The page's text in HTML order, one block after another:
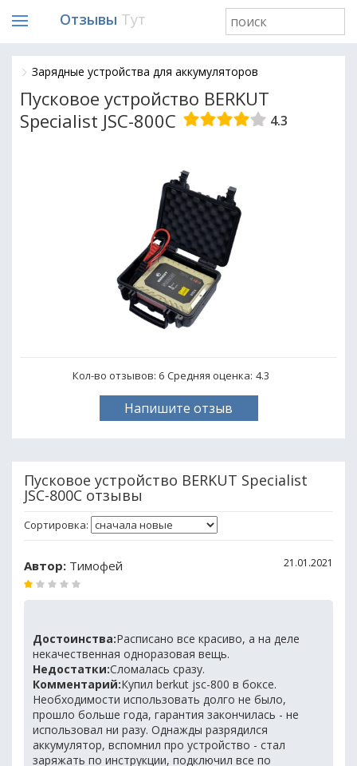
Отзывы Тут
Зарядные устройства для аккумуляторов
Пусковое устройство BERKUT
Specialist JSC-800C
4.3
Кол-во отзывов: 6 Средняя оценка: 4.3
Напишите отзыв
Пусковое устройство BERKUT Specialist
JSC-800C отзывы
Сортировка:
Автор: Тимофей 21.01.2021
Достоинства:Расписано все красиво, а на деле
некачественная одноразовая вещь.
Недостатки:Сломалась сразу.
Комментарий:Купил berkut jsc-800 в боксе.
Необходимости использовать долго не было,
прошло больше года, гарантия закончилась - не
использовал ни разу. Однажды разрядился
аккумулятор, вспомнил про устройство - стал
заряжать по инструкции, подключил все по